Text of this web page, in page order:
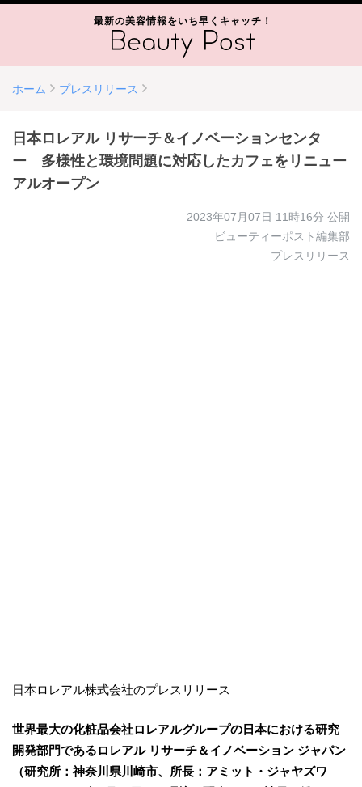
最新の美容情報をいち早くキャッチ！
ホーム プレスリリース
日本ロレアル リサーチ＆イノベーションセンタ
ー 多様性と環境問題に対応したカフェをリニュー
アルオープン
2023年07月07日 11時16分 公開
ビューティーポスト編集部
プレスリリース
日本ロレアル株式会社のプレスリリース
世界最大の化粧品会社ロレアルグループの日本における研究
開発部門であるロレアル リサーチ＆イノベーション ジャパン
（研究所：神奈川県川崎市、所長：アミット・ジャヤズワ